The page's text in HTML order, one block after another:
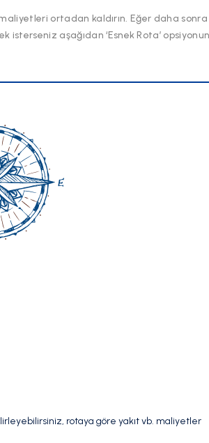
ortadan kaldırın. Eğer daha
aşağıdan ‘Esnek Rota’
rotaya göre yakıt vb. maliyetler